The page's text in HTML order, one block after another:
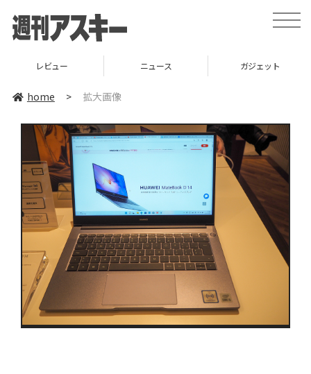
toggle
レビュー ニュース ガジェット
home > 拡大画像